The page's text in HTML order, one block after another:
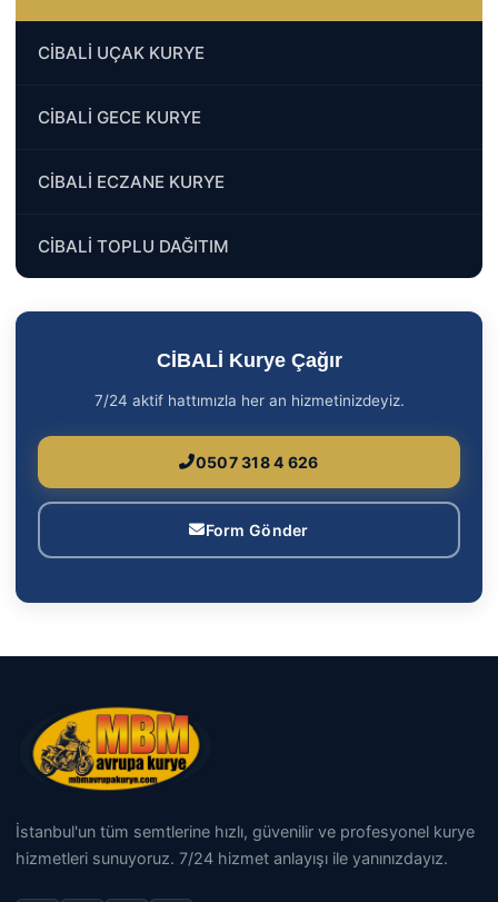
CİBALİ UÇAK KURYE
CİBALİ GECE KURYE
CİBALİ ECZANE KURYE
CİBALİ TOPLU DAĞITIM
CİBALİ Kurye Çağır
7/24 aktif hattımızla her an hizmetinizdeyiz.
0507 318 4 626
Form Gönder
İstanbul'un tüm semtlerine hızlı, güvenilir ve profesyonel kurye
hizmetleri sunuyoruz. 7/24 hizmet anlayışı ile yanınızdayız.